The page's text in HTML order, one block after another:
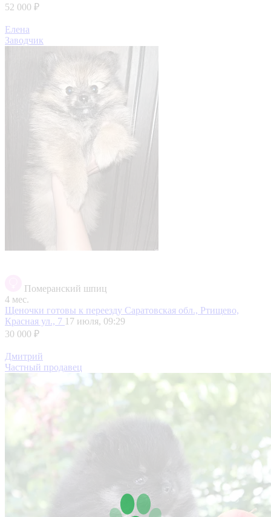
52 000 ₽
Елена
Заводчик
Померанский шпиц
4 мес.
Щеночки готовы к переезду Саратовская обл., Ртищево,
Красная ул., 7 17 июля, 09:29
30 000 ₽
Дмитрий
Частный продавец